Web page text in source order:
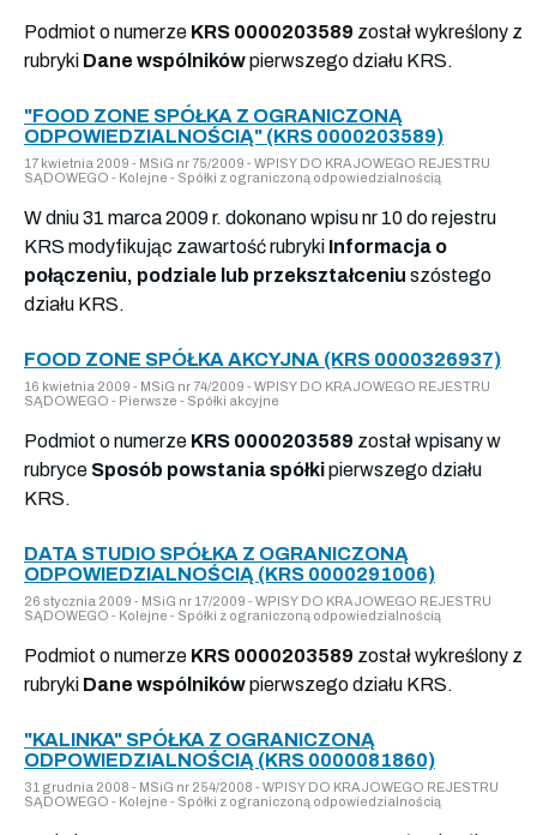
Podmiot o numerze KRS 0000203589 został wykreślony z
rubryki Dane wspólnikówpierwszego działu KRS.
"FOOD ZONE SPÓŁKA Z OGRANICZONĄ
ODPOWIEDZIALNOŚCIĄ" (KRS 0000203589)
17 kwietnia 2009 - MSiG nr 75/2009 - WPISY DO KRAJOWEGO REJESTRU
SĄDOWEGO - Kolejne - Spółki z ograniczoną odpowiedzialnością
W dniu 31 marca 2009 r. dokonano wpisu nr 10 do rejestru
KRS modyfikując zawartość rubryki Informacja o
połączeniu, podziale lub przekształceniu szóstego
działu KRS.
FOOD ZONE SPÓŁKA AKCYJNA (KRS 0000326937)
16 kwietnia 2009 - MSiG nr 74/2009 - WPISY DO KRAJOWEGO REJESTRU
SĄDOWEGO - Pierwsze - Spółki akcyjne
Podmiot o numerze KRS 0000203589 został wpisany w
rubryce Sposób powstania spółkipierwszego działu
KRS.
DATA STUDIO SPÓŁKA Z OGRANICZONĄ
ODPOWIEDZIALNOŚCIĄ (KRS 0000291006)
26 stycznia 2009 - MSiG nr 17/2009 - WPISY DO KRAJOWEGO REJESTRU
SĄDOWEGO - Kolejne - Spółki z ograniczoną odpowiedzialnością
Podmiot o numerze KRS 0000203589 został wykreślony z
rubryki Dane wspólnikówpierwszego działu KRS.
"KALINKA" SPÓŁKA Z OGRANICZONĄ
ODPOWIEDZIALNOŚCIĄ (KRS 0000081860)
31 grudnia 2008 - MSiG nr 254/2008 - WPISY DO KRAJOWEGO REJESTRU
SĄDOWEGO - Kolejne - Spółki z ograniczoną odpowiedzialnością